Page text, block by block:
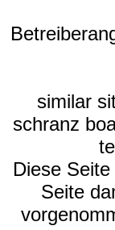
similar
schranz
Diese
Seite